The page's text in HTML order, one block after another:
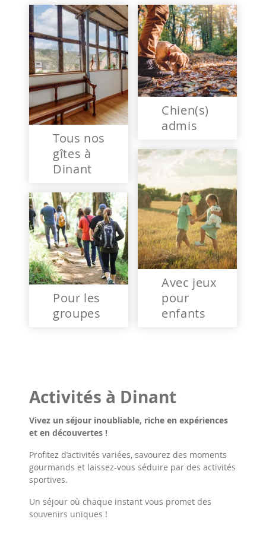
Tous nos
gîtes à
Dinant
Pour les
groupes
Chien(s)
admis
Avec jeux
pour
enfants
Activités à Dinant
Vivez un séjour inoubliable, riche en expériences
et en découvertes !
Profitez d’activités variées, savourez des moments
gourmands et laissez-vous séduire par des activités
sportives.
Un séjour où chaque instant vous promet des
souvenirs uniques !